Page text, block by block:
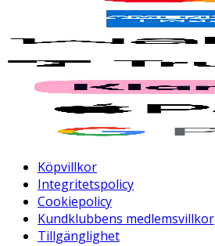
Köpvillkor
Integritetspolicy
Cookiepolicy
Kundklubbens medlemsvillkor
Tillgänglighet